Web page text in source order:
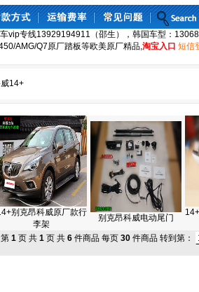
vip专线13929194911（邵生），韩国车型：
AMG/Q7原厂踏板等欧美原厂精品,淘宝入口 短信
14+
别克昂科威原厂款行
李架
别克昂科威电动尾门
1 页 共 1 页 共 6 件商品 每页 30 件商品 转到第：